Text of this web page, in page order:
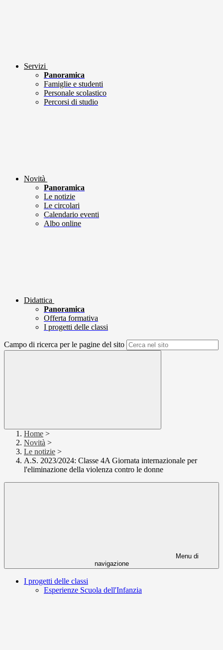
Servizi
Panoramica
Famiglie e studenti
Personale scolastico
Percorsi di studio
Novità
Panoramica
Le notizie
Le circolari
Calendario eventi
Albo online
Didattica
Panoramica
Offerta formativa
I progetti delle classi
Campo di ricerca per le pagine del sito
Home >
Novità >
Le notizie >
A.S. 2023/2024: Classe 4A Giornata internazionale per
l'eliminazione della violenza contro le donne
Menu di
navigazione
I progetti delle classi
Esperienze Scuola dell'Infanzia